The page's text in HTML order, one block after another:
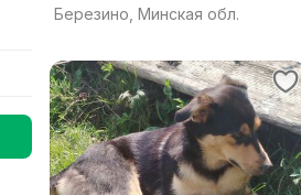
Березино, Минская обл.